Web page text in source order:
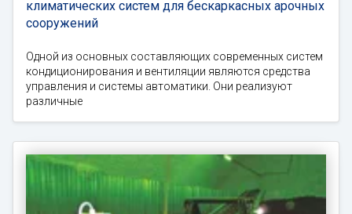
климатических систем для бескаркасных арочных
сооружений
Одной из основных составляющих современных систем
кондиционирования и вентиляции являются средства
управления и системы автоматики. Они реализуют
различные